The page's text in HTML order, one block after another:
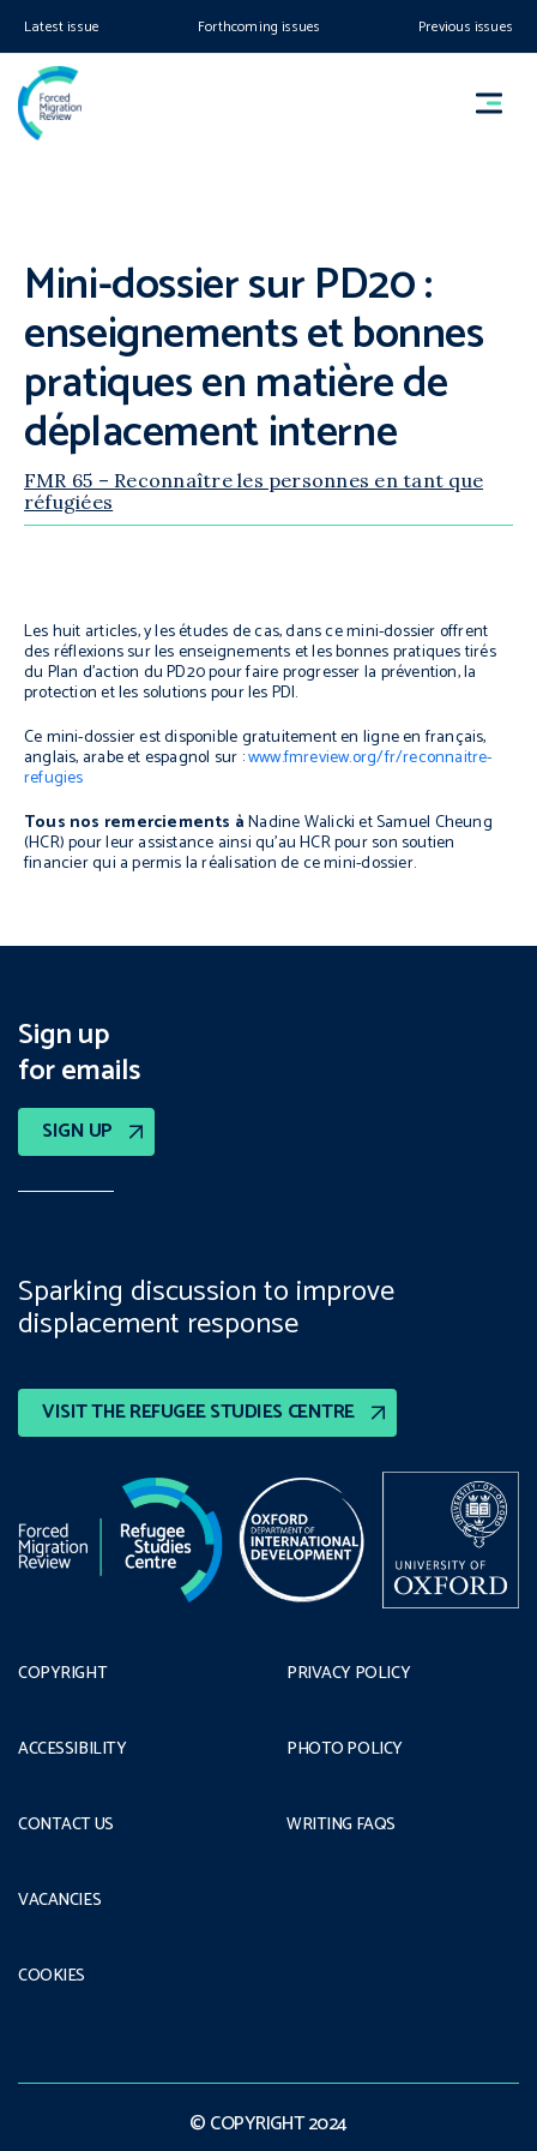
Latest issue Forthcoming issues Previous issues
Mini-dossier sur PD20 :
enseignements et bonnes
pratiques en matière de
déplacement interne
FMR 65 – Reconnaître les personnes en tant que
réfugiées
Les huit articles, y les études de cas, dans ce mini-dossier offrent
des réflexions sur les enseignements et les bonnes pratiques tirés
du Plan d’action du PD20 pour faire progresser la prévention, la
protection et les solutions pour les PDI.
Ce mini-dossierest disponible gratuitement en ligne en français,
anglais, arabe et espagnol sur :www.fmreview.org/fr/reconnaitre-
refugies
Tous nos remerciements àNadine Walicki et Samuel Cheung
(HCR) pour leur assistance ainsi qu’au HCR pour son soutien
financier qui a permis la réalisation de ce mini-dossier.
Sign up
for emails
SIGN UP
VISIT THE REFUGEE STUDIES CENTRE
Sparking discussion to improve
displacement response
COPYRIGHT
ACCESSIBILITY
CONTACT US
PRIVACY POLICY
PHOTO POLICY
WRITING FAQS
VACANCIES
COOKIES
© COPYRIGHT 2024